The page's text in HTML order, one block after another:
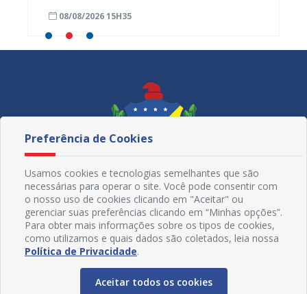
análoga à escravidão
08/08/2026 15H35
Redes Sociais
Preferência de Cookies
Usamos cookies e tecnologias semelhantes que são
necessárias para operar o site. Você pode consentir com
o nosso uso de cookies clicando em "Aceitar" ou
gerenciar suas preferências clicando em “Minhas opções”.
Para obter mais informações sobre os tipos de cookies,
como utilizamos e quais dados são coletados, leia nossa
Política de Privacidade.
Aceitar todos os cookies